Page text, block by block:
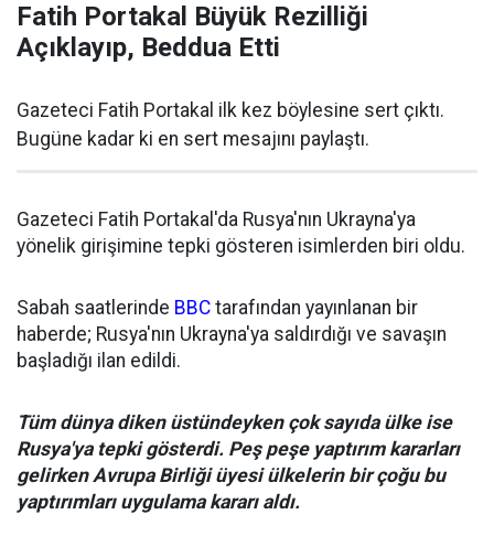
Fatih Portakal Büyük Rezilliği
Açıklayıp, Beddua Etti
Gazeteci Fatih Portakal ilk kez böylesine sert çıktı.
Bugüne kadar ki en sert mesajını paylaştı.
Gazeteci Fatih Portakal'da Rusya'nın Ukrayna'ya
yönelik girişimine tepki gösteren isimlerden biri oldu.
Sabah saatlerinde BBC tarafından yayınlanan bir
haberde; Rusya'nın Ukrayna'ya saldırdığı ve savaşın
başladığı ilan edildi.
Tüm dünya diken üstündeyken çok sayıda ülke ise
Rusya'ya tepki gösterdi. Peş peşe yaptırım kararları
gelirken Avrupa Birliği üyesi ülkelerin bir çoğu bu
yaptırımları uygulama kararı aldı.